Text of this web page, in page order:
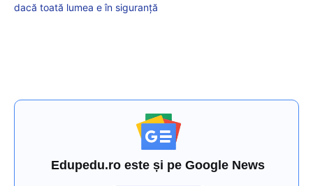
dacă toată lumea e în siguranță
Edupedu.ro este și pe Google News